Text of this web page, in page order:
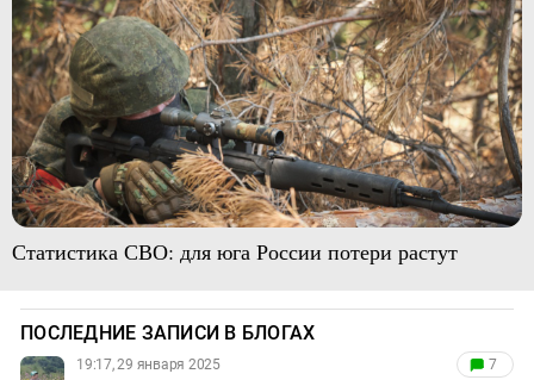
Статистика СВО: для юга России потери растут
ПОСЛЕДНИЕ ЗАПИСИ В БЛОГАХ
19:17, 29 января 2025 7